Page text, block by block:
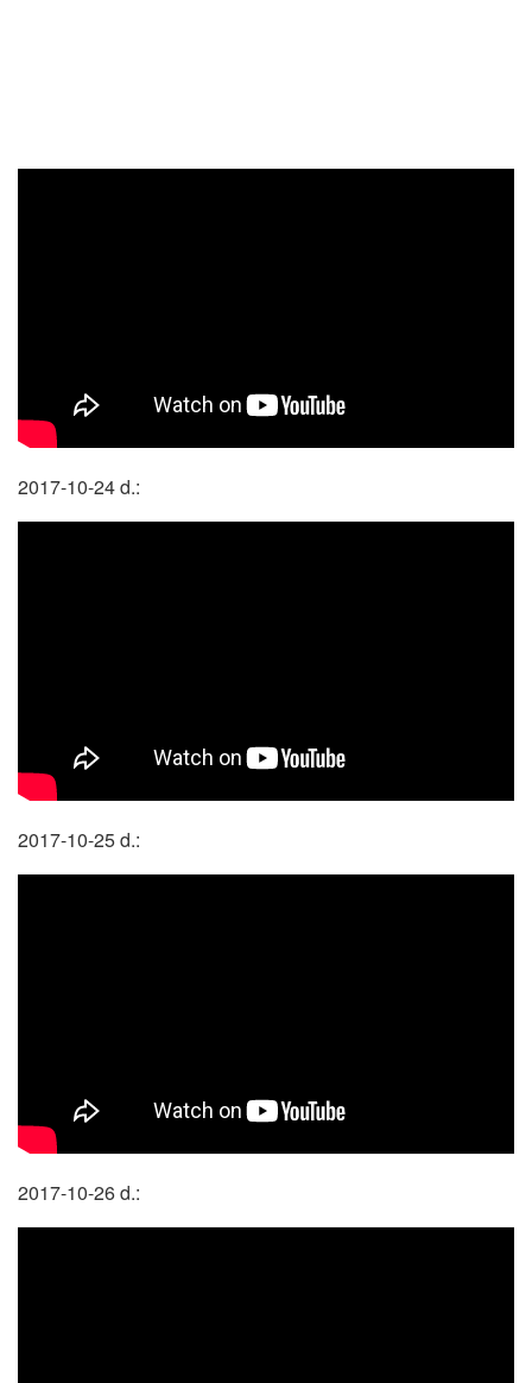
2017-10-24 d.:
2017-10-25 d.:
2017-10-26 d.: